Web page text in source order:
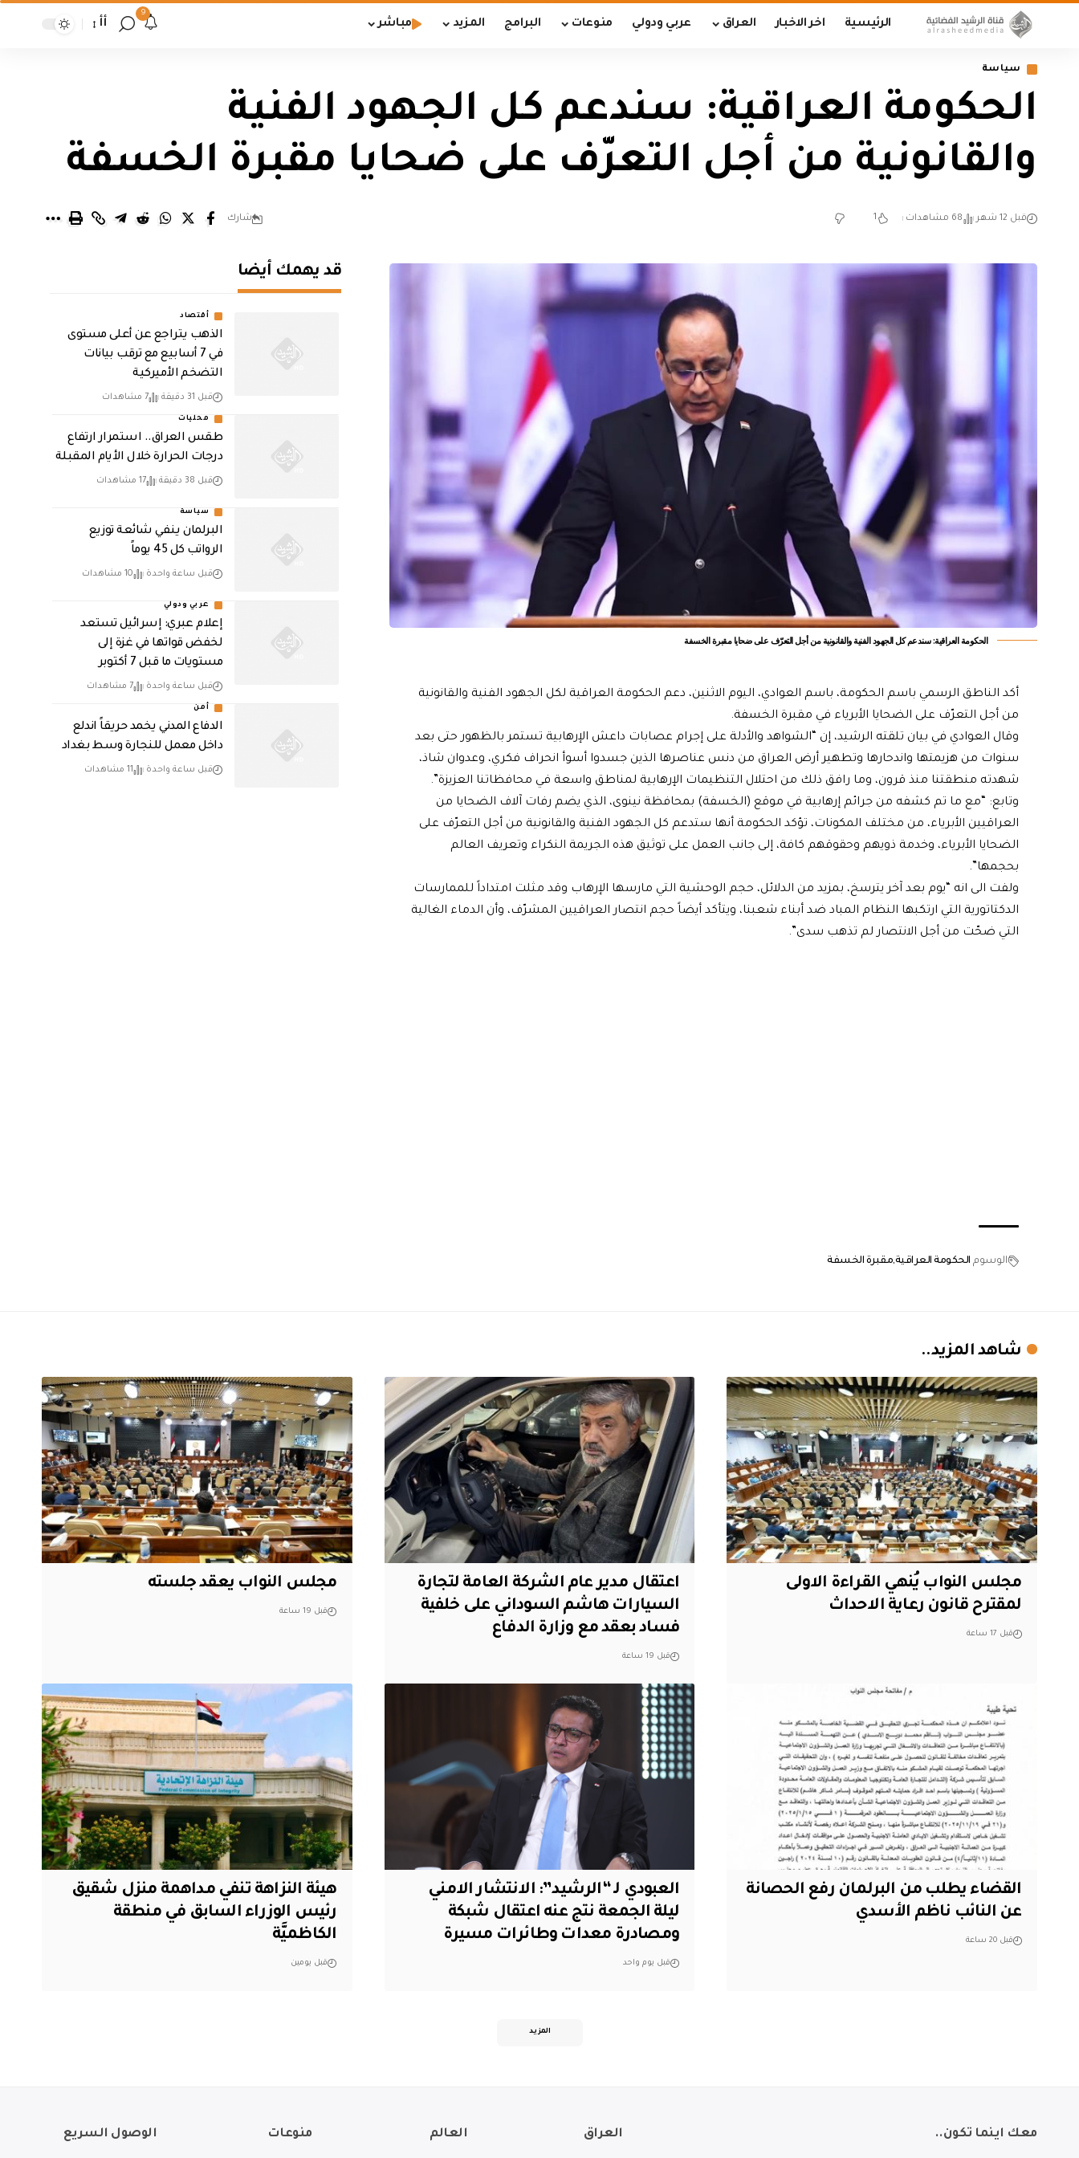
الرئيسية اخر الاخبار العراق عربي ودولي منوعات البرامج المزيد مباشر
9
أأ
سياسة
الحكومة العراقية: سندعم كل الجهود الفنية
والقانونية من أجل التعرّف على ضحايا مقبرة الخسفة
قبل 12 شهر 68 مشاهدات 1 شارك
الحكومة العراقية: سندعم كل الجهود الفنية والقانونية من أجل التعرّف على ضحايا مقبرة الخسفة
أكد الناطق الرسمي باسم الحكومة، باسم العوادي، اليوم الاثنين، دعم الحكومة العراقية لكل الجهود الفنية والقانونية
من أجل التعرّف على الضحايا الأبرياء في مقبرة الخسفة.
وقال العوادي في بيان تلقته الرشيد، إن “الشواهد والأدلة على إجرام عصابات داعش الإرهابية تستمر بالظهور حتى بعد
سنوات من هزيمتها واندحارها وتطهير أرض العراق من دنس عناصرها الذين جسدوا أسوأ انحراف فكري، وعدوان شاذ،
شهدته منطقتنا منذ قرون، وما رافق ذلك من احتلال التنظيمات الإرهابية لمناطق واسعة في محافظاتنا العزيزة”.
وتابع: “مع ما تم كشفه من جرائم إرهابية في موقع (الخسفة) بمحافظة نينوى، الذي يضم رفات آلاف الضحايا من
العراقيين الأبرياء، من مختلف المكونات، تؤكد الحكومة أنها ستدعم كل الجهود الفنية والقانونية من أجل التعرّف على
الضحايا الأبرياء، وخدمة ذويهم وحقوقهم كافة، إلى جانب العمل على توثيق هذه الجريمة النكراء وتعريف العالم
بحجمها”.
ولفت الى انه “يوم بعد آخر يترسخ، بمزيد من الدلائل، حجم الوحشية التي مارسها الإرهاب وقد مثلت امتداداً للممارسات
الدكتاتورية التي ارتكبها النظام المباد ضد أبناء شعبنا، ويتأكد أيضاً حجم انتصار العراقيين المشرّف، وأن الدماء الغالية
التي ضحّت من أجل الانتصار لم تذهب سدى”.
الوسوم الحكومة العراقية مقبرة الخسفة
قد يهمك أيضا
أقتصاد
الذهب يتراجع عن أعلى مستوى
في 7 أسابيع مع ترقب بيانات
التضخم الأميركية
قبل 31 دقيقة 7 مشاهدات
محليات
طقس العراق.. استمرار ارتفاع
درجات الحرارة خلال الأيام المقبلة
قبل 38 دقيقة 17 مشاهدات
سياسة
البرلمان ينفي شائعة توزيع
الرواتب كل 45 يوماً
قبل ساعة واحدة 10 مشاهدات
عربي ودولي
إعلام عبري: إسرائيل تستعد
لخفض قواتها في غزة إلى
مستويات ما قبل 7 أكتوبر
قبل ساعة واحدة 7 مشاهدات
أمن
الدفاع المدني يخمد حريقاً اندلع
داخل معمل للنجارة وسط بغداد
قبل ساعة واحدة 11 مشاهدات
شاهد المزيد..
مجلس النواب يُنهي القراءة الاولى
لمقترح قانون رعاية الاحداث
قبل 17 ساعة
اعتقال مدير عام الشركة العامة لتجارة
السيارات هاشم السوداني على خلفية
فساد بعقد مع وزارة الدفاع
قبل 19 ساعة
مجلس النواب يعقد جلسته
قبل 19 ساعة
القضاء يطلب من البرلمان رفع الحصانة
عن النائب ناظم الأسدي
قبل 20 ساعة
العبودي لـ “الرشيد”: الانتشار الامني
ليلة الجمعة نتج عنه اعتقال شبكة
ومصادرة معدات وطائرات مسيرة
قبل يوم واحد
هيئة النزاهة تنفي مداهمة منزل شقيق
رئيس الوزراء السابق في منطقة
الكاظميَّة
قبل يومين
المزيد
معك اينما تكون.. العراق العالم منوعات الوصول السريع